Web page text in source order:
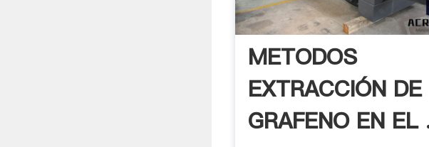
METODOS
EXTRACCIÓN DE
GRAFENO EN EL